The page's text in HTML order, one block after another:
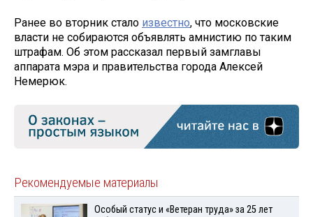
Ранее во вторник стало известно, что московские
власти не собираются объявлять амнистию по таким
штрафам. Об этом рассказал первый замглавы
аппарата мэра и правительства города Алексей
Немерюк.
Рекомендуемые материалы
Особый статус и «Ветеран труда» за 25 лет